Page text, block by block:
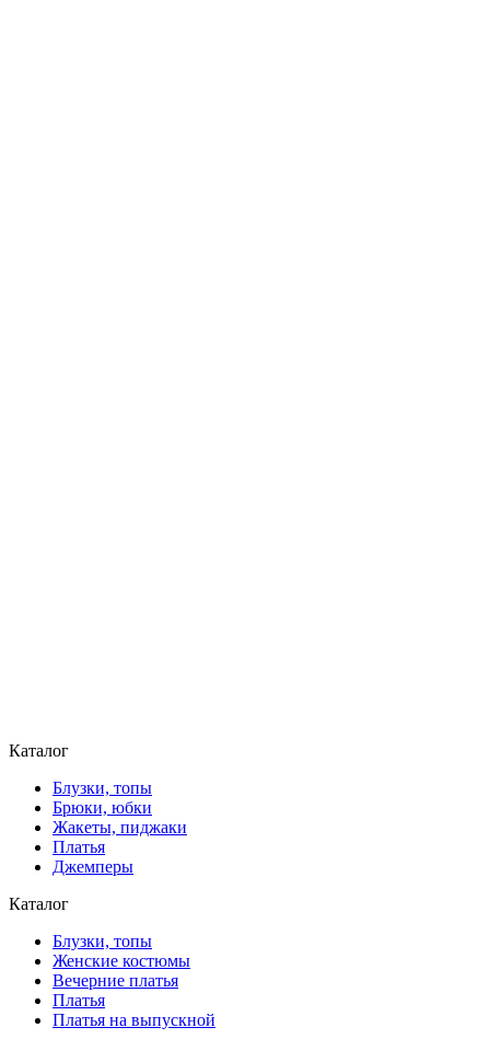
Каталог
Блузки, топы
Брюки, юбки
Жакеты, пиджаки
Платья
Джемперы
Каталог
Блузки, топы
Женские костюмы
Вечерние платья
Платья
Платья на выпускной